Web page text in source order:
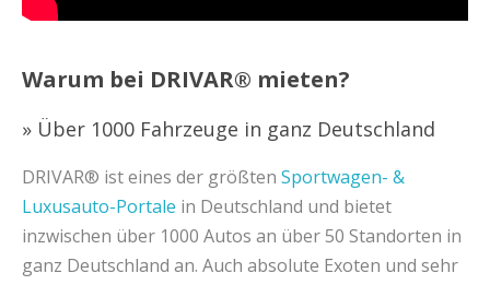
Warum bei DRIVAR® mieten?
» Über 1000 Fahrzeuge in ganz Deutschland
DRIVAR® ist eines der größten Sportwagen- &
Luxusauto-Portale in Deutschland und bietet
inzwischen über 1000 Autos an über 50 Standorten in
ganz Deutschland an. Auch absolute Exoten und sehr